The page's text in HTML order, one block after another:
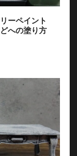
ーペイント
への塗り方